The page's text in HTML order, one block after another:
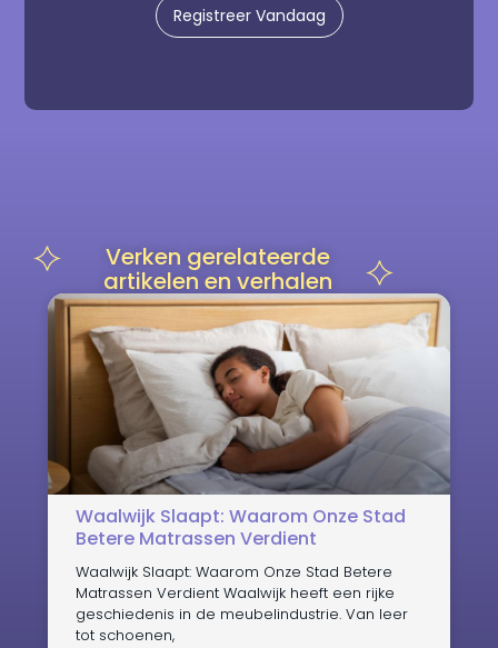
Registreer Vandaag
Verken gerelateerde
artikelen en verhalen
Waalwijk Slaapt: Waarom Onze Stad
Betere Matrassen Verdient
Waalwijk Slaapt: Waarom Onze Stad Betere
Matrassen Verdient Waalwijk heeft een rijke
geschiedenis in de meubelindustrie. Van leer
tot schoenen,